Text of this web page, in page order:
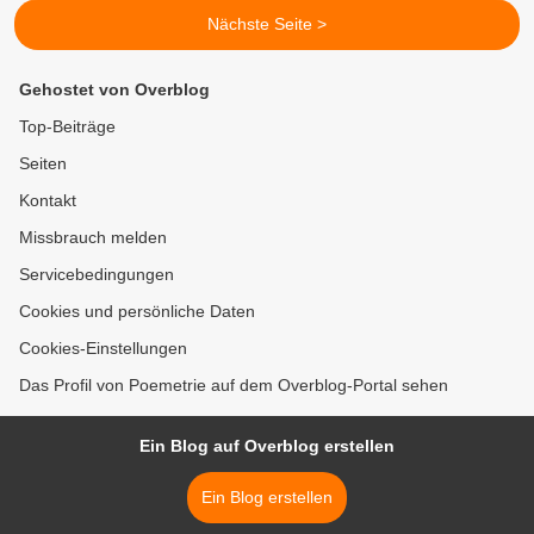
Nächste Seite >
Gehostet von Overblog
Top-Beiträge
Seiten
Kontakt
Missbrauch melden
Servicebedingungen
Cookies und persönliche Daten
Cookies-Einstellungen
Das Profil von Poemetrie auf dem Overblog-Portal sehen
Ein Blog auf Overblog erstellen
Ein Blog erstellen